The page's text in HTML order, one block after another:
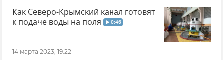
Крым Новости Крыма Гурам Соболев
Как Северо-Крымский канал готовят
к подаче воды на поля
0:46
14 марта 2023, 19:22